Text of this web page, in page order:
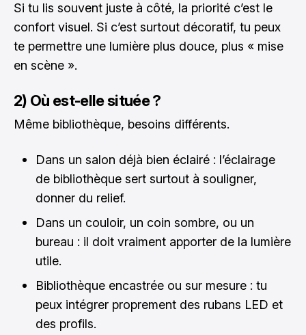
Si tu lis souvent juste à côté, la priorité c’est le
confort visuel. Si c’est surtout décoratif, tu peux
te permettre une lumière plus douce, plus « mise
en scène ».
2) Où est-elle située ?
Même bibliothèque, besoins différents.
Dans un salon déjà bien éclairé : l’éclairage
de bibliothèque sert surtout à souligner,
donner du relief.
Dans un couloir, un coin sombre, ou un
bureau : il doit vraiment apporter de la lumière
utile.
Bibliothèque encastrée ou sur mesure : tu
peux intégrer proprement des rubans LED et
des profils.